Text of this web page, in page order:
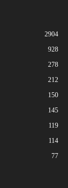
2904
928
278
212
150
145
119
114
77